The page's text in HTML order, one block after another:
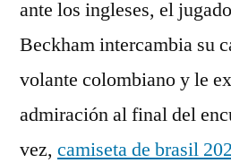
ante los ingleses, el
Beckham intercambia su
volante colombiano y le
admiración al final del
vez, camiseta de brasil